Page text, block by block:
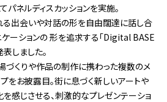
ネルディスカッションを実施。
る出会いや対話の形を自由闊達に話し合
ケーションの 形を追求する「Digital BASE
しました。
場づくりや作品の制作に携わった複数のメ
をお披露目。街に息づく新しいアートや
感じさせる、刺激的なプレゼンテーショ